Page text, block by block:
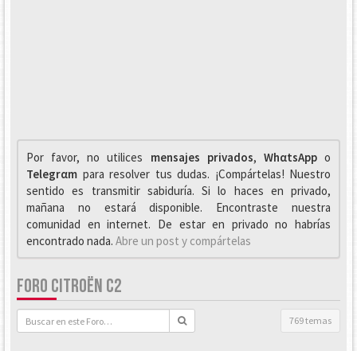
Por favor, no utilices mensajes privados, WhαtsAppo
Telegrαm para resolver tus dudas. ¡Compártelas! Nuestro
sentido es transmitir sabiduría. Si lo haces en privado,
mañana no estará disponible. Encontraste nuestra
comunidad en internet. De estar en privado no habrías
encontrado nada. Abre un post y compártelas
FORO CITROËN C2
769 temas